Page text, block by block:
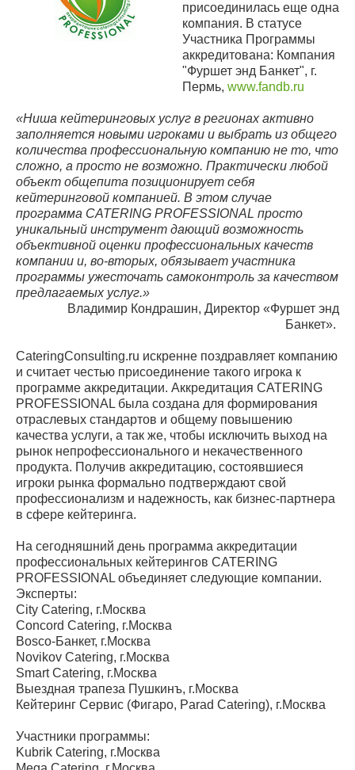
присоединилась еще одна
компания. В статусе
Участника Программы
аккредитована: Компания
"Фуршет энд Банкет", г.
Пермь, www.fandb.ru
«Ниша кейтеринговых услуг в регионах активно
заполняется новыми игроками и выбрать из общего
количества профессиональную компанию не то, что
сложно, а просто не возможно. Практически любой
объект общепита позиционирует себя
кейтеринговой компанией. В этом случае
программа CATERING PROFESSIONAL просто
уникальный инструмент дающий возможность
объективной оценки профессиональных качеств
компании и, во-вторых, обязывает участника
программы ужесточать самоконтроль за качеством
предлагаемых услуг.»
Владимир Кондрашин, Директор «Фуршет энд
Банкет».
СateringСonsulting.ru искренне поздравляет компанию
и считает честью присоединение такого игрока к
программе аккредитации. Аккредитация CATERING
PROFESSIONAL была создана для формирования
отраслевых стандартов и общему повышению
качества услуги, а так же, чтобы исключить выход на
рынок непрофессионального и некачественного
продукта. Получив аккредитацию, состоявшиеся
игроки рынка формально подтверждают свой
профессионализм и надежность, как бизнес-партнера
в сфере кейтеринга.
На сегодняшний день программа аккредитации
профессиональных кейтерингов CATERING
PROFESSIONAL объединяет следующие компании.
Эксперты:
City Catering, г.Москва
Concord Catering, г.Москва
Bosco-Банкет, г.Москва
Novikov Catering, г.Москва
Smart Catering, г.Москва
Выездная трапеза Пушкинъ, г.Москва
Кейтеринг Сервис (Фигаро, Parad Catering), г.Москва
Участники программы:
Kubrik Catering, г.Москва